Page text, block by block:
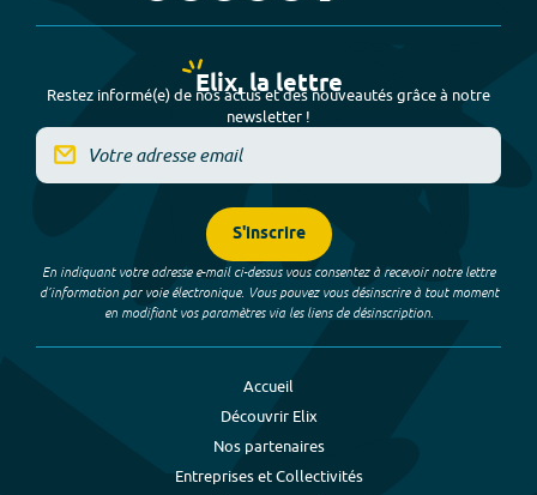
Elix, la lettre
Restez informé(e) de nos actus et des nouveautés grâce à notre
newsletter !
S'inscrire
En indiquant votre adresse e-mail ci-dessus vous consentez à recevoir notre lettre
d’information par voie électronique. Vous pouvez vous désinscrire à tout moment
en modifiant vos paramètres via les liens de désinscription.
Accueil
Découvrir Elix
Nos partenaires
Entreprises et Collectivités